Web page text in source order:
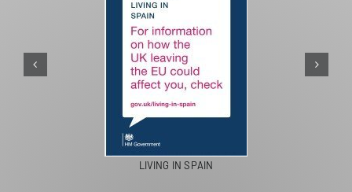
LIVING IN SPAIN